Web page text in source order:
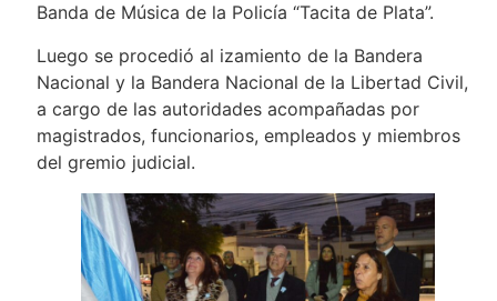
Banda de Música de la Policía “Tacita de Plata”.
Luego se procedió al izamiento de la Bandera
Nacional y la Bandera Nacional de la Libertad Civil,
a cargo de las autoridades acompañadas por
magistrados, funcionarios, empleados y miembros
del gremio judicial.